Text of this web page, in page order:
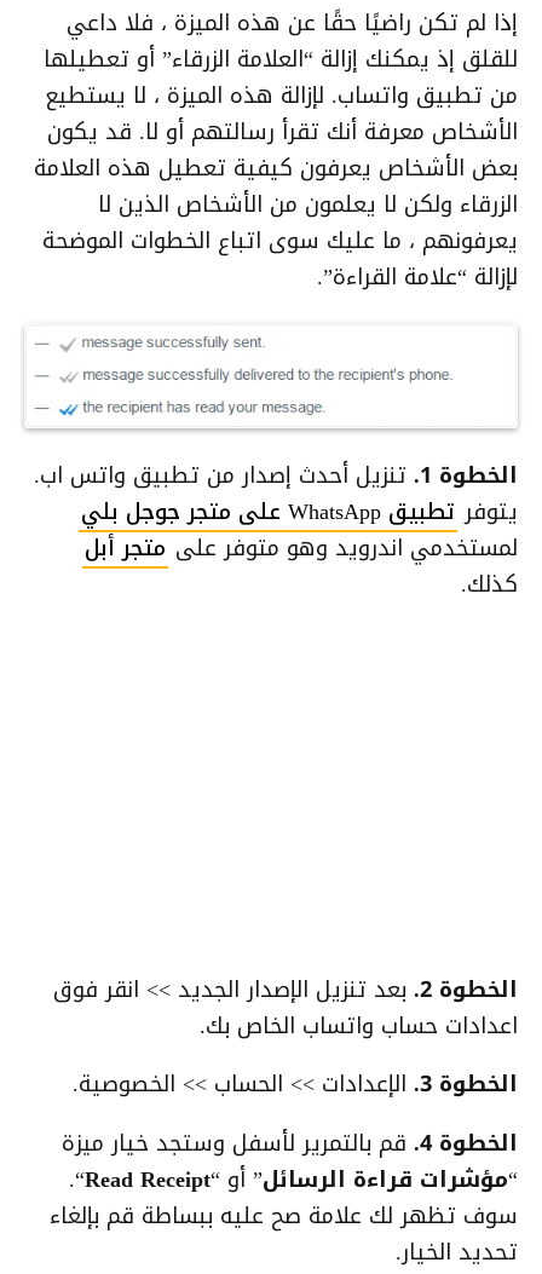
إذا لم تكن راضيًا حقًا عن هذه الميزة ، فلا داعي
للقلق إذ يمكنك إزالة “العلامة الزرقاء” أو تعطيلها
من تطبيق واتساب. لإزالة هذه الميزة ، لا يستطيع
الأشخاص معرفة أنك تقرأ رسالتهم أو لا. قد يكون
بعض الأشخاص يعرفون كيفية تعطيل هذه العلامة
الزرقاء ولكن لا يعلمون من الأشخاص الذين لا
يعرفونهم ، ما عليك سوى اتباع الخطوات الموضحة
لإزالة “علامة القراءة”.
الخطوة 1.
تنزيل أحدث إصدار من تطبيق واتس اب.
يتوفر تطبيق WhatsApp على متجر جوجل بلي
لمستخدمي اندرويد وهو متوفر على متجر أبل
كذلك.
الخطوة 2.
بعد تنزيل الإصدار الجديد >> انقر فوق
اعدادات حساب واتساب الخاص بك.
الخطوة 3.
الإعدادات >> الحساب >> الخصوصية.
الخطوة 4.
قم بالتمرير لأسفل وستجد خيار ميزة
“مؤشرات قراءة الرسائل” أو “Read Receipt
“.
سوف تظهر لك علامة صح عليه ببساطة قم بإلغاء
تحديد الخيار.